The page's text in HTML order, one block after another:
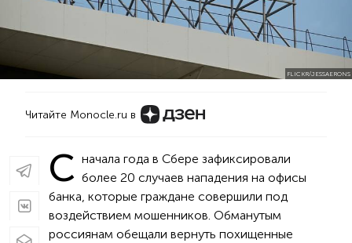
FLICKR/JESSAERONS
Читайте Monocle.ru в
С начала года в Сбере зафиксировали
более 20 случаев нападения на офисы
банка, которые граждане совершили под
воздействием мошенников. Обманутым
россиянам обещали вернуть похищенные